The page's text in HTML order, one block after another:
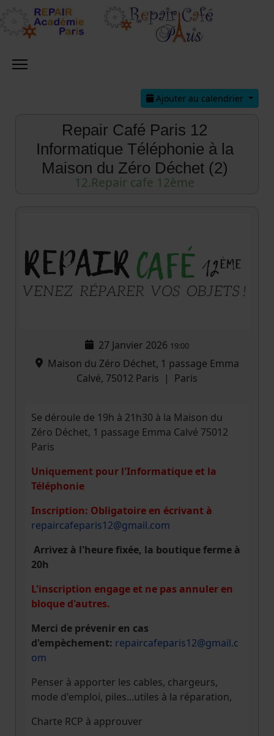
Ajouter au calendrier
Repair Café Paris 12
Informatique Téléphonie à la
Maison du Zéro Déchet (2)
12.Repair cafe 12ème
27 Janvier 2026 19:00
Maison du Zéro Déchet, 1 passage Emma
Calvé, 75012 Paris | Paris
Se déroule de 19h à 21h30 à la Maison du
Zéro Déchet, 1 passage Emma Calvé 75012
Paris
Uniquement pour l'Informatique et la
Téléphonie
Inscription: Obligatoire en écrivant à
repaircafeparis12@gmail.com
Arrivez à l'heure fixée, la boutique ferme à
20h
L'inscription engage et ne pas annuler en
bloque d'autres.
Merci de prévenir en cas
d'empèchement: repaircafeparis12@gmail.c
om
Penser à apporter les cables, chargeurs,
mode d'emploi, piles...utiles à la réparation,
Charte RCP à approuver